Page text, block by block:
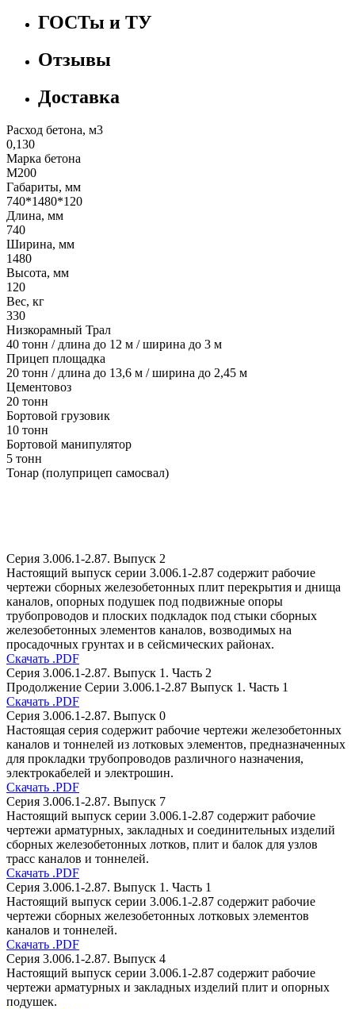
ГОСТы и ТУ
Отзывы
Доставка
Расход бетона, м3
0,130
Марка бетона
М200
Габариты, мм
740*1480*120
Длина, мм
740
Ширина, мм
1480
Высота, мм
120
Вес, кг
330
Низкорамный Трал
40 тонн / длина до 12 м / ширина до 3 м
Прицеп площадка
20 тонн / длина до 13,6 м / ширина до 2,45 м
Цементовоз
20 тонн
Бортовой грузовик
10 тонн
Бортовой манипулятор
5 тонн
Тонар (полуприцеп самосвал)
Серия 3.006.1-2.87. Выпуск 2
Настоящий выпуск серии 3.006.1-2.87 содержит рабочие
чертежи сборных железобетонных плит перекрытия и днища
каналов, опорных подушек под подвижные опоры
трубопроводов и плоских подкладок под стыки сборных
железобетонных элементов каналов, возводимых на
просадочных грунтах и в сейсмических районах.
Скачать .PDF
Серия 3.006.1-2.87. Выпуск 1. Часть 2
Продолжение Серии 3.006.1-2.87 Выпуск 1. Часть 1
Скачать .PDF
Серия 3.006.1-2.87. Выпуск 0
Настоящая серия содержит рабочие чертежи железобетонных
каналов и тоннелей из лотковых элементов, предназначенных
для прокладки трубопроводов различного назначения,
электрокабелей и электрошин.
Скачать .PDF
Серия 3.006.1-2.87. Выпуск 7
Настоящий выпуск серии 3.006.1-2.87 содержит рабочие
чертежи арматурных, закладных и соединительных изделий
сборных железобетонных лотков, плит и балок для узлов
трасс каналов и тоннелей.
Скачать .PDF
Серия 3.006.1-2.87. Выпуск 1. Часть 1
Настоящий выпуск серии 3.006.1-2.87 содержит рабочие
чертежи сборных железобетонных лотковых элементов
каналов и тоннелей.
Скачать .PDF
Серия 3.006.1-2.87. Выпуск 4
Настоящий выпуск серии 3.006.1-2.87 содержит рабочие
чертежи арматурных и закладных изделий плит и опорных
подушек.